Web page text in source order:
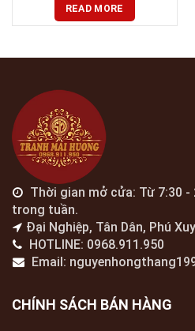
READ MORE
Thời gian mở cửa: Từ 7:30
trong tuần.
Đại Nghiệp, Tân Dân, Phú
HOTLINE: 0968.911.950
Email:
CHÍNH SÁCH BÁN HÀNG